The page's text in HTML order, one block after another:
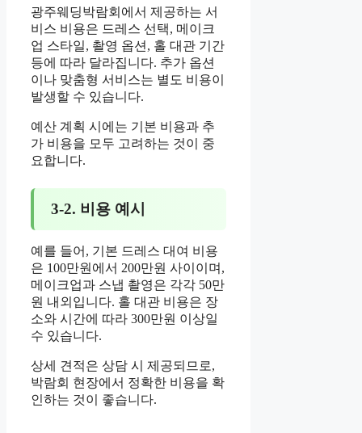
광주웨딩박람회에서 제공하는 서
비스 비용은 드레스 선택, 메이크
업 스타일, 촬영 옵션, 홀 대관 기간
등에 따라 달라집니다. 추가 옵션
이나 맞춤형 서비스는 별도 비용이
발생할 수 있습니다.
예산 계획 시에는 기본 비용과 추
가 비용을 모두 고려하는 것이 중
요합니다.
3-2. 비용 예시
예를 들어, 기본 드레스 대여 비용
은 100만원에서 200만원 사이이며,
메이크업과 스냅 촬영은 각각 50만
원 내외입니다. 홀 대관 비용은 장
소와 시간에 따라 300만원 이상일
수 있습니다.
상세 견적은 상담 시 제공되므로,
박람회 현장에서 정확한 비용을 확
인하는 것이 좋습니다.